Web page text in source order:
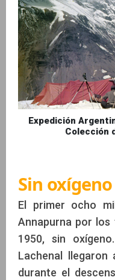
Expedición
Colección
Sin oxígeno
El primer ocho
Annapurna por
1950, sin
Lachenal llegaron
durante el